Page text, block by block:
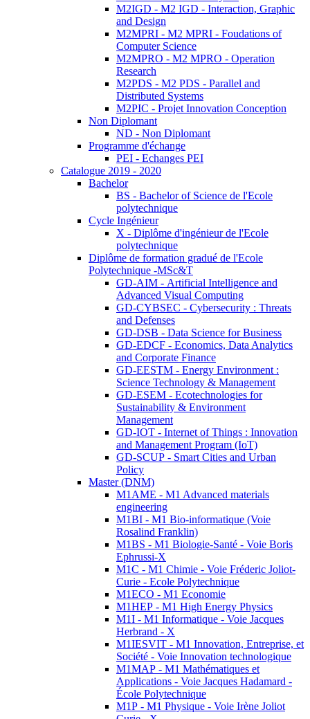
M2IGD - M2 IGD - Interaction, Graphic
and Design
M2MPRI - M2 MPRI - Foudations of
Computer Science
M2MPRO - M2 MPRO - Operation
Research
M2PDS - M2 PDS - Parallel and
Distributed Systems
M2PIC - Projet Innovation Conception
Non Diplomant
ND - Non Diplomant
Programme d'échange
PEI - Echanges PEI
Catalogue 2019 - 2020
Bachelor
BS - Bachelor of Science de l'Ecole
polytechnique
Cycle Ingénieur
X - Diplôme d'ingénieur de l'Ecole
polytechnique
Diplôme de formation gradué de l'Ecole
Polytechnique -MSc&T
GD-AIM - Artificial Intelligence and
Advanced Visual Computing
GD-CYBSEC - Cybersecurity : Threats
and Defenses
GD-DSB - Data Science for Business
GD-EDCF - Economics, Data Analytics
and Corporate Finance
GD-EESTM - Energy Environment :
Science Technology & Management
GD-ESEM - Ecotechnologies for
Sustainability & Environment
Management
GD-IOT - Internet of Things : Innovation
and Management Program (IoT)
GD-SCUP - Smart Cities and Urban
Policy
Master (DNM)
M1AME - M1 Advanced materials
engineering
M1BI - M1 Bio-informatique (Voie
Rosalind Franklin)
M1BS - M1 Biologie-Santé - Voie Boris
Ephrussi-X
M1C - M1 Chimie - Voie Fréderic Joliot-
Curie - Ecole Polytechnique
M1ECO - M1 Economie
M1HEP - M1 High Energy Physics
M1I - M1 Informatique - Voie Jacques
Herbrand - X
M1IESVIT - M1 Innovation, Entreprise, et
Société - Voie Innovation technologique
M1MAP - M1 Mathématiques et
Applications - Voie Jacques Hadamard -
École Polytechnique
M1P - M1 Physique - Voie Irène Joliot